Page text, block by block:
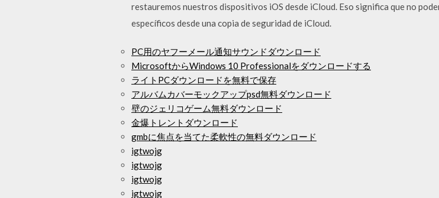
restauremos nuestros dispositivos iOS desde iCloud. Eso significa que no
específicos desde una copia de seguridad de iCloud.
PC用のヤフーメール通知サウンドダウンロード
MicrosoftからWindows 10 Professionalをダウンロードする
ライトPCダウンロードを無料で保存
アルバムカバーモックアップpsd無料ダウンロード
壁のジェリコゲーム無料ダウンロード
金爆トレントダウンロード
gmbに焦点を当てた柔軟性の無料ダウンロード
igtwojg
igtwojg
igtwojg
igtwojg